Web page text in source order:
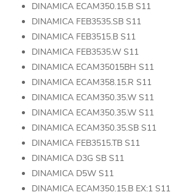
DINAMICA ECAM350.15.B S11
DINAMICA FEB3535.SB S11
DINAMICA FEB3515.B S11
DINAMICA FEB3535.W S11
DINAMICA ECAM35015BH S11
DINAMICA ECAM358.15.R S11
DINAMICA ECAM350.35.W S11
DINAMICA ECAM350.35.W S11
DINAMICA ECAM350.35.SB S11
DINAMICA FEB3515.TB S11
DINAMICA D3G SB S11
DINAMICA D5W S11
DINAMICA ECAM350.15.B EX:1 S11